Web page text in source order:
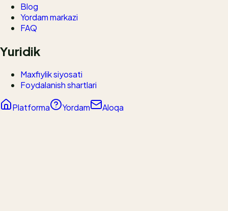
Blog
Yordam markazi
FAQ
Yuridik
Maxfiylik siyosati
Foydalanish shartlari
Platforma Yordam Aloqa